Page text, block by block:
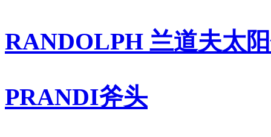
RANDOLPH 兰道夫太
PRANDI斧头